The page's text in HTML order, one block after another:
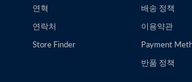
연혁
연락처
Store Finder
배송 정책
이용약관
Payment
반품 정책